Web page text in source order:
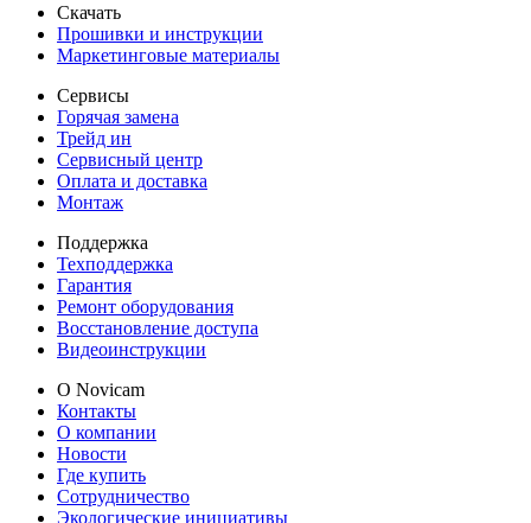
Скачать
Прошивки и инструкции
Маркетинговые материалы
Сервисы
Горячая замена
Трейд ин
Сервисный центр
Оплата и доставка
Монтаж
Поддержка
Техподдержка
Гарантия
Ремонт оборудования
Восстановление доступа
Видеоинструкции
О Novicam
Контакты
О компании
Новости
Где купить
Сотрудничество
Экологические инициативы